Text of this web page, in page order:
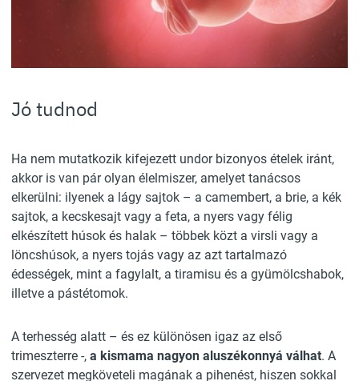
Jó tudnod
Ha nem mutatkozik kifejezett undor bizonyos ételek iránt,
akkor is van pár olyan élelmiszer, amelyet tanácsos
elkerülni: ilyenek a lágy sajtok – a camembert, a brie, a kék
sajtok, a kecskesajt vagy a feta, a nyers vagy félig
elkészített húsok és halak – többek közt a virsli vagy a
löncshúsok, a nyers tojás vagy az azt tartalmazó
édességek, mint a fagylalt, a tiramisu és a gyümölcshabok,
illetve a pástétomok.
A terhesség alatt – és ez különösen igaz az első
trimeszterre -, a kismama nagyon aluszékonnyá válhat. A
szervezet megköveteli magának a pihenést, hiszen sokkal